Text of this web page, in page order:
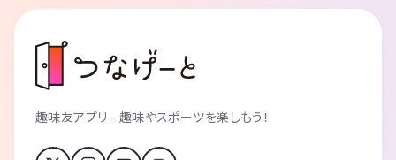
趣味友アプリ - 趣味やスポーツを楽しもう！